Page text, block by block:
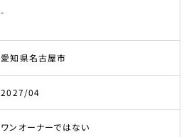
-
愛知県名古屋市
2027/04
ワンオーナーではない